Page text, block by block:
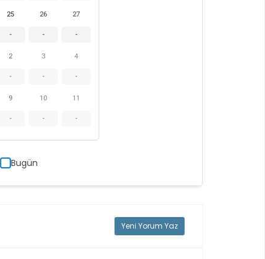
25
-
26
-
27
-
2
-
3
-
4
-
9
-
10
-
11
-
Bugün
Yeni Yorum Yaz